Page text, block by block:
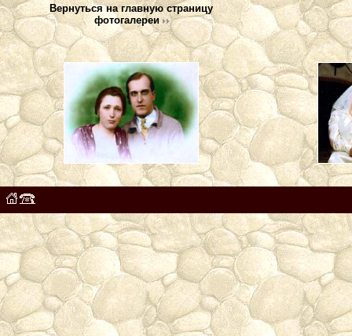
Вернуться на главную страницу
фотогалереи